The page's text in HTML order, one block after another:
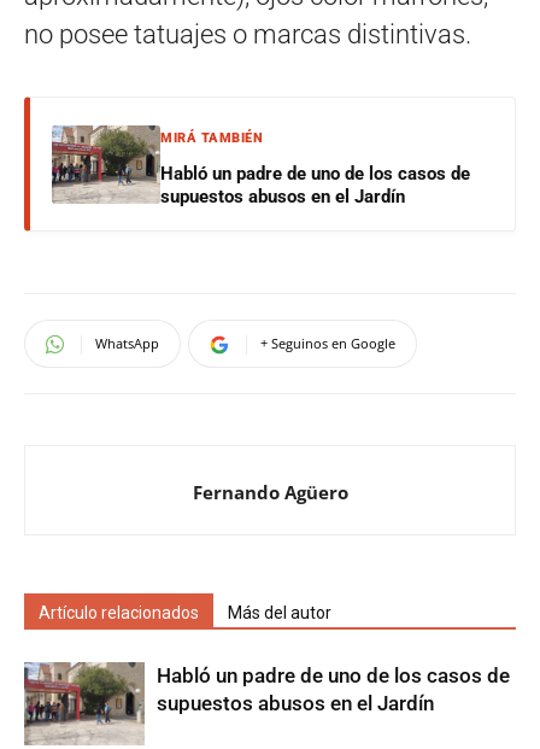
no posee tatuajes o marcas distintivas.
MIRÁ TAMBIÉN
Habló un padre de uno de los casos de
supuestos abusos en el Jardín
WhatsApp + Seguinos en Google
Fernando Agüero
Artículo relacionados Más del autor
Habló un padre de uno de los casos de
supuestos abusos en el Jardín